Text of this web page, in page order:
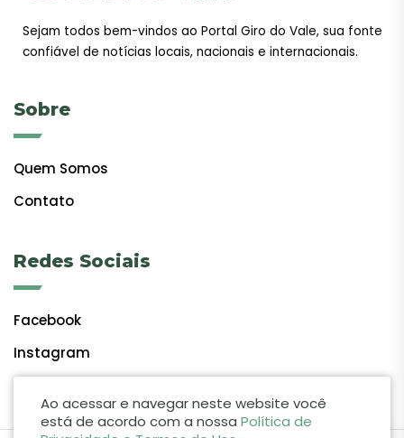
Sejam todos bem-vindos ao Portal Giro do Vale, sua fonte
confiável de notícias locais, nacionais e internacionais.
Sobre
Quem Somos
Contato
Redes Sociais
Facebook
Instagram
Ao acessar e navegar neste website você
está de acordo com a nossa Política de